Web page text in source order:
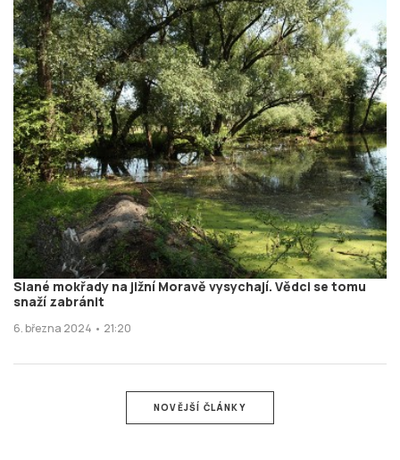
Slané mokřady na jižní Moravě vysychají. Vědci se tomu
snaží zabránit
6. března 2024 • 21:20
NOVĚJŠÍ ČLÁNKY